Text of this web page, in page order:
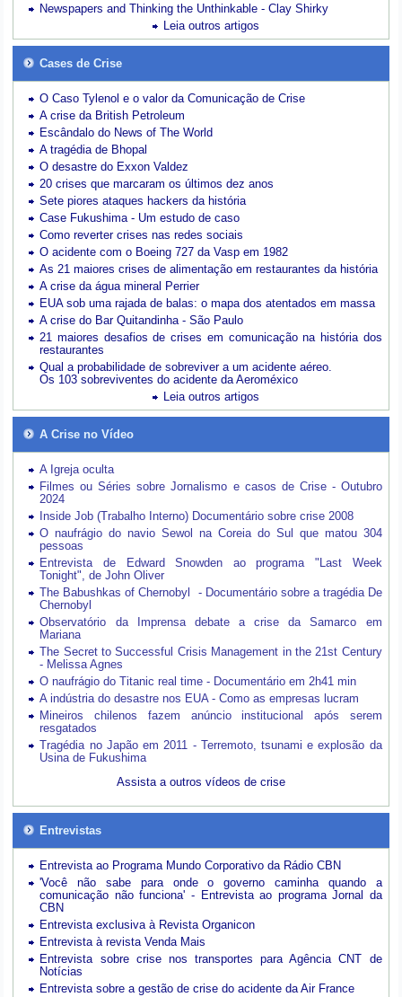
Newspapers and Thinking the Unthinkable - Clay Shirky
Leia outros artigos
Cases de Crise
O Caso Tylenol e o valor da Comunicação de Crise
A crise da British Petroleum
Escândalo do News of The World
A tragédia de Bhopal
O desastre do Exxon Valdez
20 crises que marcaram os últimos dez anos
Sete piores ataques hackers da história
Case Fukushima - Um estudo de caso
Como reverter crises nas redes sociais
O acidente com o Boeing 727 da Vasp em 1982
As 21 maiores crises de alimentação em restaurantes da história
A crise da água mineral Perrier
EUA sob uma rajada de balas: o mapa dos atentados em massa
A crise do Bar Quitandinha - São Paulo
21 maiores desafios de crises em comunicação na história dos
restaurantes
Qual a probabilidade de sobreviver a um acidente aéreo.
Os 103 sobreviventes do acidente da Aeroméxico
Leia outros artigos
A Crise no Vídeo
A Igreja oculta
Filmes ou Séries sobre Jornalismo e casos de Crise - Outubro
2024
Inside Job (Trabalho Interno) Documentário sobre crise 2008
O naufrágio do navio Sewol na Coreia do Sul que matou 304
pessoas
Entrevista de Edward Snowden ao programa "Last Week
Tonight", de John Oliver
The Babushkas of Chernobyl - Documentário sobre a tragédia De
Chernobyl
Observatório da Imprensa debate a crise da Samarco em
Mariana
The Secret to Successful Crisis Management in the 21st Century
- Melissa Agnes
O naufrágio do Titanic real time - Documentário em 2h41 min
A indústria do desastre nos EUA - Como as empresas lucram
Mineiros chilenos fazem anúncio institucional após serem
resgatados
Tragédia no Japão em 2011 - Terremoto, tsunami e explosão da
Usina de Fukushima
Assista a outros vídeos de crise
Entrevistas
Entrevista ao Programa Mundo Corporativo da Rádio CBN
'Você não sabe para onde o governo caminha quando a
comunicação não funciona' - Entrevista ao programa Jornal da
CBN
Entrevista exclusiva à Revista Organicon
Entrevista à revista Venda Mais
Entrevista sobre crise nos transportes para Agência CNT de
Notícias
Entrevista sobre a gestão de crise do acidente da Air France